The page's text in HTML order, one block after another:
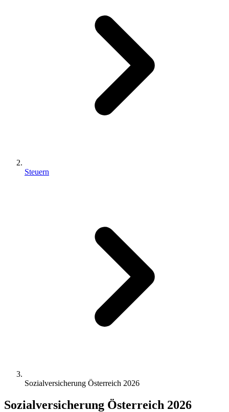
Steuern
Sozialversicherung Österreich 2026
Sozialversicherung Österreich 2026